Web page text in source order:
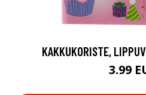
KAKKUKORISTE,
3.99